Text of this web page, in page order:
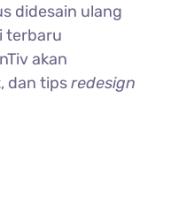
didesain ulang
terbaru
akan
dan tipsredesign